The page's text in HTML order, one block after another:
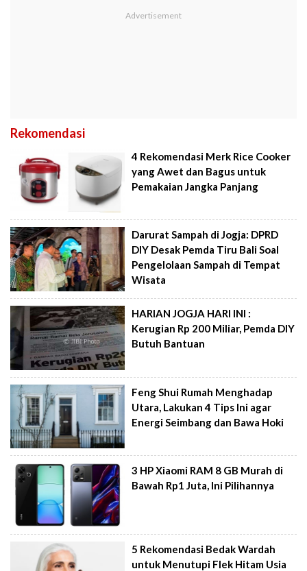
Rekomendasi
4 Rekomendasi Merk Rice Cooker
yang Awet dan Bagus untuk
Pemakaian Jangka Panjang
Darurat Sampah di Jogja: DPRD
DIY Desak Pemda Tiru Bali Soal
Pengelolaan Sampah di Tempat
Wisata
HARIAN JOGJA HARI INI :
Kerugian Rp 200 Miliar, Pemda DIY
Butuh Bantuan
Feng Shui Rumah Menghadap
Utara, Lakukan 4 Tips Ini agar
Energi Seimbang dan Bawa Hoki
3 HP Xiaomi RAM 8 GB Murah di
Bawah Rp1 Juta, Ini Pilihannya
5 Rekomendasi Bedak Wardah
untuk Menutupi Flek Hitam Usia